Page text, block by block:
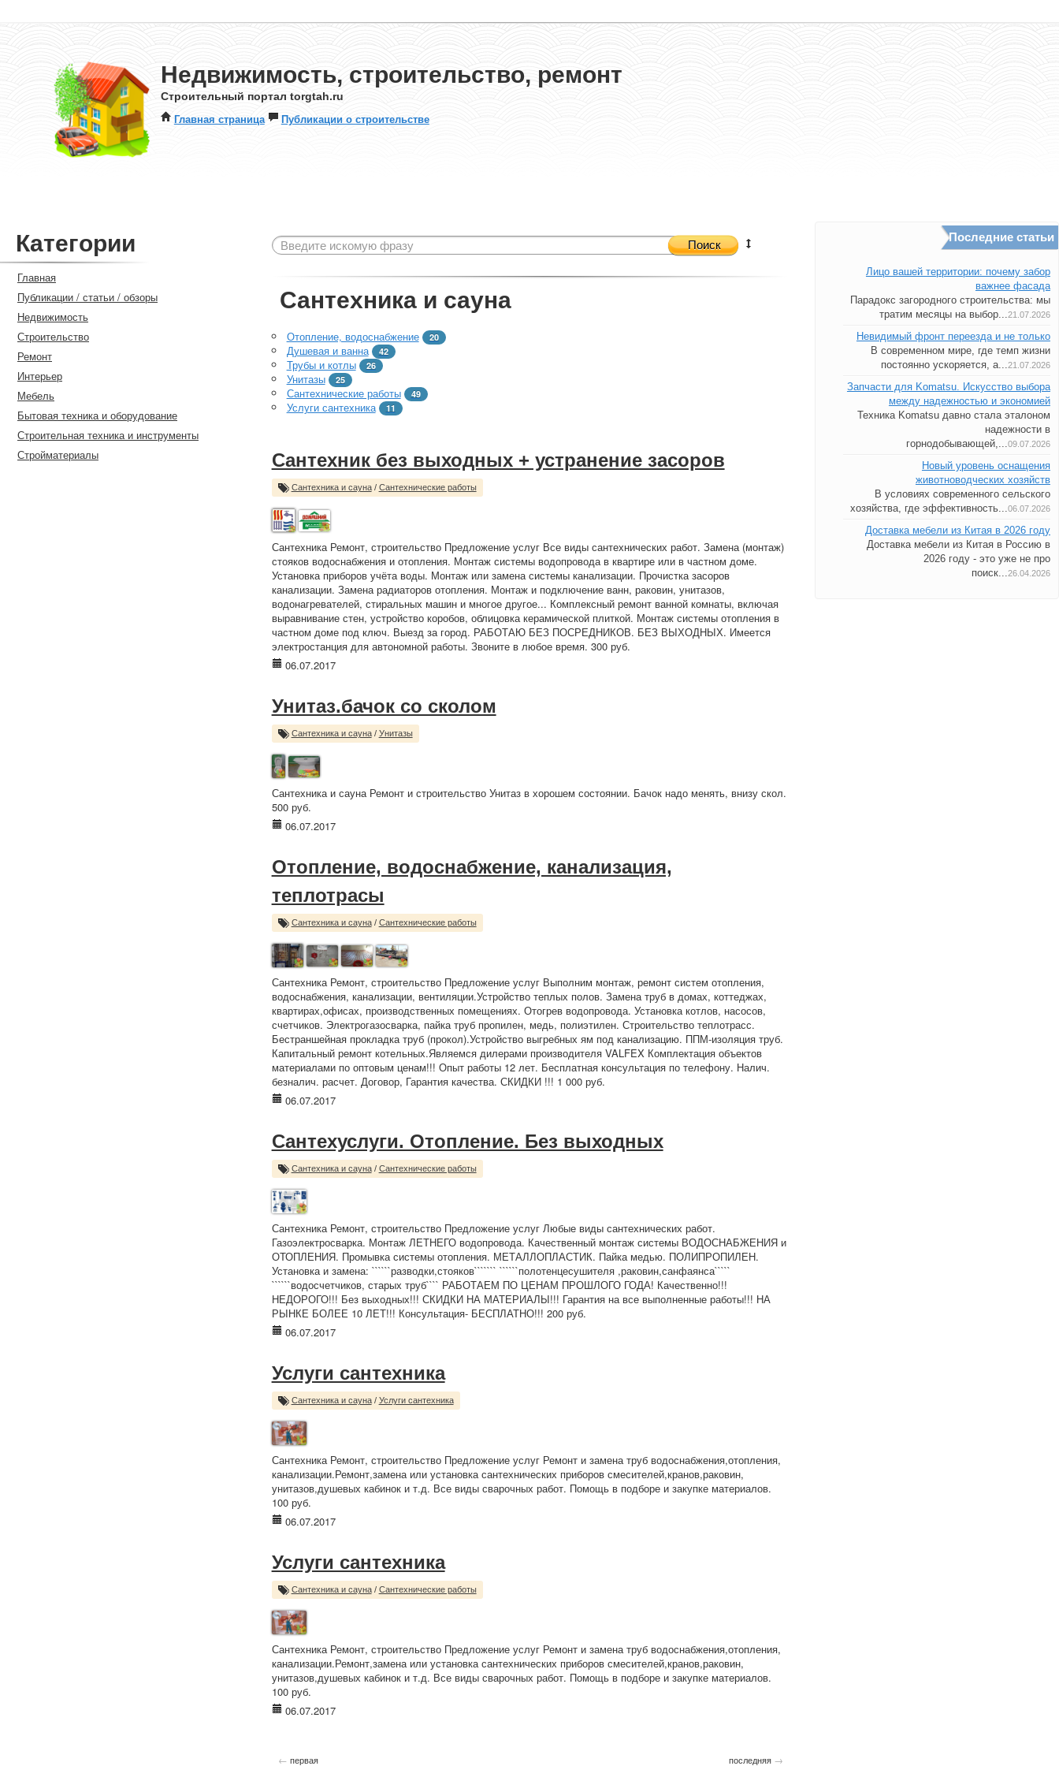
Недвижимость, строительство, ремонт
Строительный портал torgtah.ru
Главная страница Публикации о строительстве
Категории
Главная
Публикации / статьи / обзоры
Недвижимость
Строительство
Ремонт
Интерьер
Мебель
Бытовая техника и оборудование
Строительная техника и инструменты
Стройматериалы
Поиск
Сантехника и сауна
Отопление, водоснабжение 20
Душевая и ванна 42
Трубы и котлы 26
Унитазы 25
Сантехнические работы 49
Услуги сантехника 11
Сантехник без выходных + устранение засоров
Сантехника и сауна/ Сантехнические работы
Сантехника Ремонт, строительство Предложение услуг Все виды сантехнических работ. Замена (монтаж)
стояков водоснабжения и отопления. Монтаж системы водопровода в квартире или в частном доме.
Установка приборов учёта воды. Монтаж или замена системы канализации. Прочистка засоров
канализации. Замена радиаторов отопления. Монтаж и подключение ванн, раковин, унитазов,
водонагревателей, стиральных машин и многое другое... Комплексный ремонт ванной комнаты, включая
выравнивание стен, устройство коробов, облицовка керамической плиткой. Монтаж системы отопления в
частном доме под ключ. Выезд за город. РАБОТАЮ БЕЗ ПОСРЕДНИКОВ. БЕЗ ВЫХОДНЫХ. Имеется
электростанция для автономной работы. Звоните в любое время. 300 руб.
06.07.2017
Унитаз.бачок со сколом
Сантехника и сауна/ Унитазы
Сантехника и сауна Ремонт и строительство Унитаз в хорошем состоянии. Бачок надо менять, внизу скол.
500 руб.
06.07.2017
Отопление, водоснабжение, канализация,
теплотрасы
Сантехника и сауна/ Сантехнические работы
Сантехника Ремонт, строительство Предложение услуг Выполним монтаж, ремонт систем отопления,
водоснабжения, канализации, вентиляции.Устройство теплых полов. Замена труб в домах, коттеджах,
квартирах,офисах, производственных помещениях. Отогрев водопровода. Установка котлов, насосов,
счетчиков. Электрогазосварка, пайка труб пропилен, медь, полиэтилен. Строительство теплотрасс.
Бестраншейная прокладка труб (прокол).Устройство выгребных ям под канализацию. ППМ-изоляция труб.
Капитальный ремонт котельных.Являемся дилерами производителя VALFEX Комплектация объектов
материалами по оптовым ценам!!! Опыт работы 12 лет. Бесплатная консультация по телефону. Налич.
безналич. расчет. Договор, Гарантия качества. СКИДКИ !!! 1 000 руб.
06.07.2017
Сантехуслуги. Отопление. Без выходных
Сантехника и сауна/ Сантехнические работы
Сантехника Ремонт, строительство Предложение услуг Любые виды сантехнических работ.
Газоэлектросварка. Монтаж ЛЕТНЕГО водопровода. Качественный монтаж системы ВОДОСНАБЖЕНИЯ и
ОТОПЛЕНИЯ. Промывка системы отопления. МЕТАЛЛОПЛАСТИК. Пайка медью. ПОЛИПРОПИЛЕН.
Установка и замена: ``````разводки,стояков``````` ``````полотенцесушителя ,раковин,санфаянса`````
``````водосчетчиков, старых труб```` РАБОТАЕМ ПО ЦЕНАМ ПРОШЛОГО ГОДА! Качественно!!!
НЕДОРОГО!!! Без выходных!!! СКИДКИ НА МАТЕРИАЛЫ!!! Гарантия на все выполненные работы!!! НА
РЫНКЕ БОЛЕЕ 10 ЛЕТ!!! Консультация- БЕСПЛАТНО!!! 200 руб.
06.07.2017
Услуги сантехника
Сантехника и сауна/ Услуги сантехника
Сантехника Ремонт, строительство Предложение услуг Ремонт и замена труб водоснабжения,отопления,
канализации.Ремонт,замена или установка сантехнических приборов смесителей,кранов,раковин,
унитазов,душевых кабинок и т.д. Все виды сварочных работ. Помощь в подборе и закупке материалов.
100 руб.
06.07.2017
Услуги сантехника
Сантехника и сауна/ Сантехнические работы
Сантехника Ремонт, строительство Предложение услуг Ремонт и замена труб водоснабжения,отопления,
канализации.Ремонт,замена или установка сантехнических приборов смесителей,кранов,раковин,
унитазов,душевых кабинок и т.д. Все виды сварочных работ. Помощь в подборе и закупке материалов.
100 руб.
06.07.2017
← первая последняя →
Последние статьи
Лицо вашей территории: почему забор
важнее фасада
Парадокс загородного строительства: мы
тратим месяцы на выбор...21.07.2026
Невидимый фронт переезда и не только
В современном мире, где темп жизни
постоянно ускоряется, а...21.07.2026
Запчасти для Komatsu. Искусство выбора
между надежностью и экономией
Техника Komatsu давно стала эталоном
надежности в
горнодобывающей,...09.07.2026
Новый уровень оснащения
животноводческих хозяйств
В условиях современного сельского
хозяйства, где эффективность...06.07.2026
Доставка мебели из Китая в 2026 году
Доставка мебели из Китая в Россию в
2026 году - это уже не про
поиск...26.04.2026